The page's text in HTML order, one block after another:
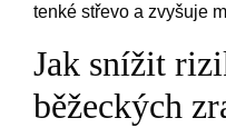
tenké střevo a zvyšuje
Jak snížit
běžeckých